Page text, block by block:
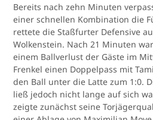
Bereits nach zehn Minuten
einer schnellen Kombination die
rettete die Staßfurter Defensive
Wolkenstein. Nach 21 Minuten
einem Ballverlust der Gäste im
Frenkel einen Doppelpass mit
den Ball unter die Latte zum 1:0.
ließ jedoch nicht lange auf sich
zeigte zunächst seine